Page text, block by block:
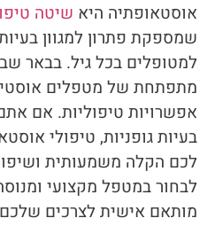
אוסטאופתיה היא שיטה
שמספקת פתרון למגוון
למטופלים בכל גיל. בבאר
מתפתחת של מטפלים
אפשרויות טיפוליות. אם
בעיות גופניות, טיפולי
לכם הקלה משמעותית
מותאם אישית לצרכים